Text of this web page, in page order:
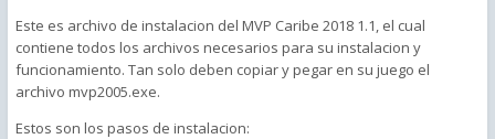
Este es archivo de instalacion del MVP Caribe 2018 1.1, el cual
contiene todos los archivos necesarios para su instalacion y
funcionamiento. Tan solo deben copiar y pegar en su juego el
archivo mvp2005.exe.
Estos son los pasos de instalacion: